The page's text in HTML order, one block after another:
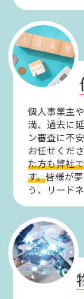
個人事業主
満、過去に
ン審査に不
お任せくだ
た方も弊社
す。皆様が
う、リード